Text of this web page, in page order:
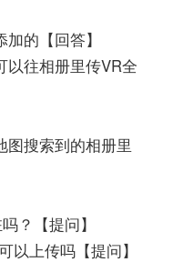
的【回答】
以往相册里传VR全
图搜索到的相册里
？【提问】
以上传吗【提问】